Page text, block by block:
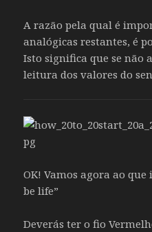
A razão pela qual é
analógicas restantes, é
Isto significa que se não
leitura dos valores do
OK! Vamos agora ao
be life”
Deverás ter o fio